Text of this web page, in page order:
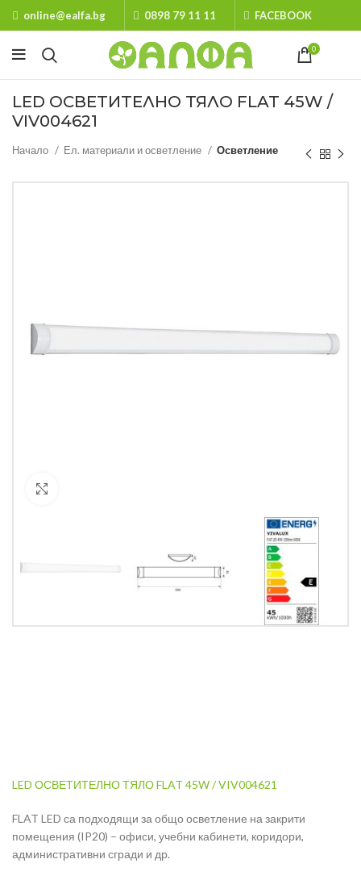
online@ealfa.bg 0898 79 11 11 FACEBOOK
0
LED ОСВЕТИТЕЛНО ТЯЛО FLAT 45W /
VIV004621
Начало Ел. материали и осветление Осветление
LED ОСВЕТИТЕЛНО ТЯЛО FLAT 45W / VIV004621
FLAT LED са подходящи за общо осветление на закрити
помещения (IP20) – офиси, учебни кабинети, коридори,
административни сгради и др.